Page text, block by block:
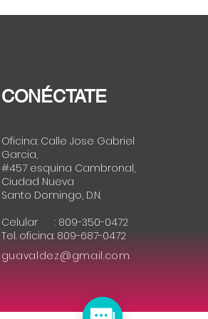
CONÉCTATE
Oficina: Calle Jose Gabriel
Garcia,
#457 esquina Cambronal,
Ciudad Nueva
Santo Domingo, D.N.
Celular : 809-350-0472
Tel. oficina: 809-687-0472
guavaldez@gmail.com